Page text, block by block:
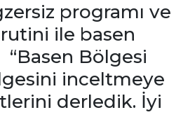
programı ve
ile basen
Bölgesi
inceltmeye
derledik. İyi